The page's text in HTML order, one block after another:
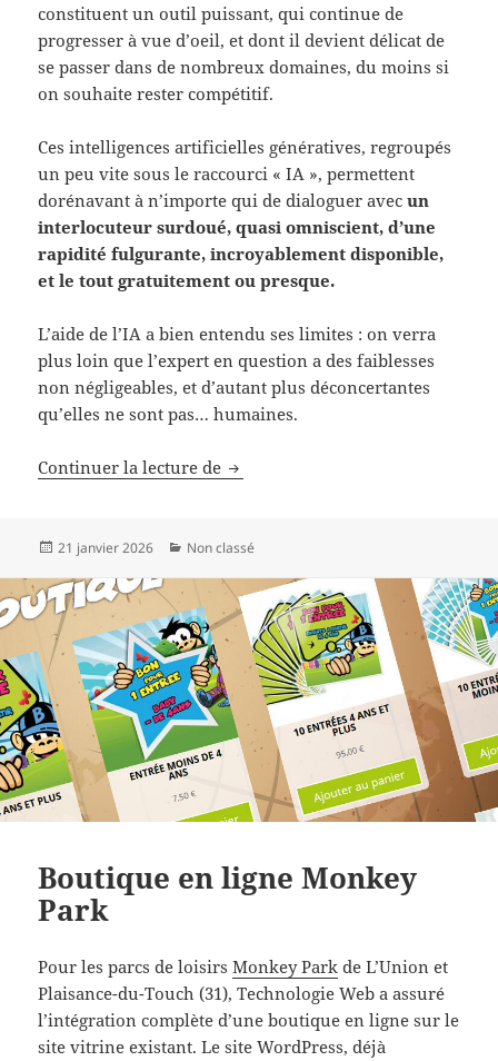
constituent un outil puissant, qui continue de
progresser à vue d’oeil, et dont il devient délicat de
se passer dans de nombreux domaines, du moins si
on souhaite rester compétitif.
Ces intelligences artificielles génératives, regroupés
un peu vite sous le raccourci « IA », permettent
dorénavant à n’importe qui de dialoguer avecun
interlocuteur surdoué, quasi omniscient, d’une
rapidité fulgurante, incroyablement disponible,
et le tout gratuitement ou presque.
L’aide de l’IA a bien entendu ses limites : on verra
plus loin que l’expert en question a des faiblesses
non négligeables, et d’autant plus déconcertantes
qu’elles ne sont pas… humaines.
Continuer la lecture de L’usage de l’IA
Publié
21 janvier 2026 Catégories
Non classé
Boutique en ligne Monkey
Park
Pour les parcs de loisirsMonkey Park de L’Union et
Plaisance-du-Touch (31), Technologie Web a assuré
l’intégration complète d’une boutique en ligne sur le
site vitrine existant. Le site WordPress, déjà